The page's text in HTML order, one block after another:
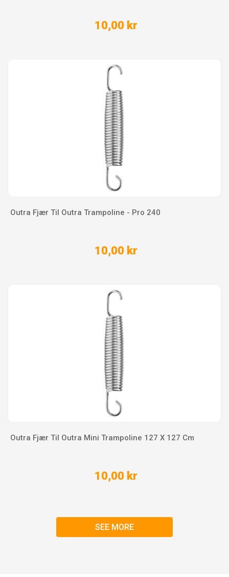
10,00 kr
Outra Fjær Til Outra Trampoline - Pro 240
10,00 kr
Outra Fjær Til Outra Mini Trampoline 127 X 127 Cm
10,00 kr
SEE MORE